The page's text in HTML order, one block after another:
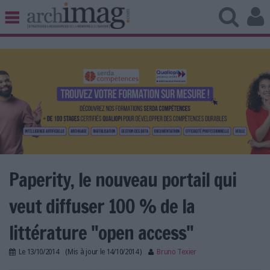
BIBLIOTHÈQUE ÉDITION
UNIVERS DATA
TRAVAIL COLLABORATIF
VIE NUMÉRIQUE
NUMÉRIQUE RESPONSABLE
LES DOSSIERS
LES NEWSLETTERS
LE MAGAZINE
Paperity, le nouveau portail qui
veut diffuser 100 % de la
littérature "open access"
Le 13/10/2014 (Mis à jour le 14/10/2014) Bruno Texier